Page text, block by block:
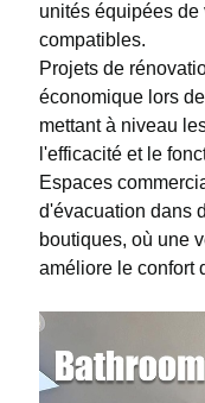
unités équipées de
compatibles.
Projets de
économique lors
mettant à niveau
l'efficacité et le
Espaces
d'évacuation dans
boutiques, où une
améliore le confort